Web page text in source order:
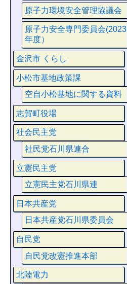
原子力環境安全管理協議会
原子力安全専門委員会(2023
年度）
金沢市 くらし
小松市基地政策課
空自小松基地に関する資料
志賀町役場
社会民主党
社民党石川県連合
立憲民主党
立憲民主党石川県連
日本共産党
日本共産党石川県委員会
自民党
自民党改憲推進本部
北陸電力